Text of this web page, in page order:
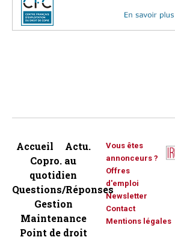
Accueil
Actu.
Copro. au
quotidien
Questions/Réponses
Gestion
Maintenance
Point de droit
Vous êtes
annonceurs ?
Offres
d'emploi
Newsletter
Contact
Mentions légales